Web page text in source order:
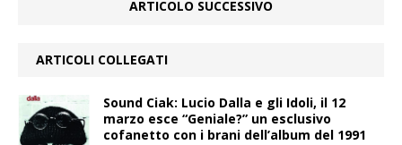
ARTICOLO SUCCESSIVO
ARTICOLI COLLEGATI
Sound Ciak: Lucio Dalla e gli Idoli, il 12
marzo esce “Geniale?” un esclusivo
cofanetto con i brani dell’album del 1991